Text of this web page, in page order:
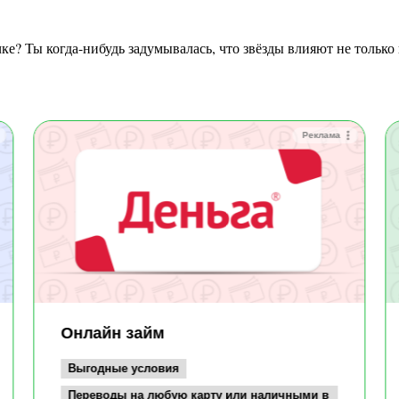
Реклама
Онлайн займ
Выгодные условия
Переводы на любую карту или наличными в